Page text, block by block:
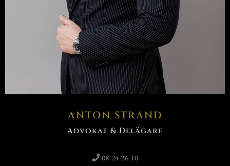
ANTON STRAND
Advokat & Delägare
08 24 26 10